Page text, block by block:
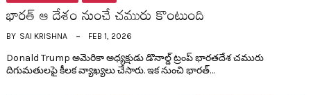
భార‌త్ ఆ దేశం నుంచే చ‌మురు కొంటుంది
BY SAI KRISHNA FEB 1, 2026
Donald Trump అమెరికా అధ్య‌క్షుడు డొనాల్డ్ ట్రంప్ భార‌త‌దేశ చ‌మురు
దిగుమతుల‌పై కీల‌క వ్యాఖ్య‌లు చేసారు. ఇక నుంచి భార‌త్…